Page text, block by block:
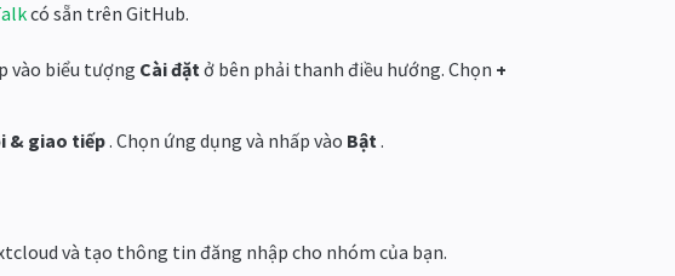
có sẵn trên GitHub.
vào biểu tượng Cài đặt ở bên phải thanh điều hướng. Chọn +
& giao tiếp. Chọn ứng dụng và nhấp vào Bật.
và tạo thông tin đăng nhập cho nhóm của bạn.